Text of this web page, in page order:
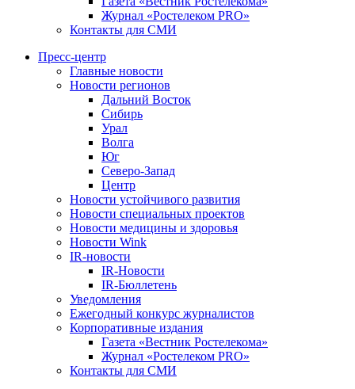
Журнал «Ростелеком PRO»
Контакты для СМИ
Пресс-центр
Главные новости
Новости регионов
Дальний Восток
Сибирь
Урал
Волга
Юг
Северо-Запад
Центр
Новости устойчивого развития
Новости специальных проектов
Новости медицины и здоровья
Новости Wink
IR-новости
IR-Новости
IR-Бюллетень
Уведомления
Ежегодный конкурс журналистов
Корпоративные издания
Газета «Вестник Ростелекома»
Журнал «Ростелеком PRO»
Контакты для СМИ